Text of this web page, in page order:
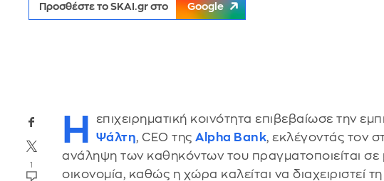
Προσθέστε το SKAI.gr στο Google
1
Η επιχειρηματική κοινότητα επιβεβαίωσε την
Ψάλτη, CEO τηςAlpha Bank, εκλέγοντάς τον
ανάληψη των καθηκόντων του πραγματοποιείται σε
οικονομία, καθώς η χώρα καλείται να διαχειριστεί